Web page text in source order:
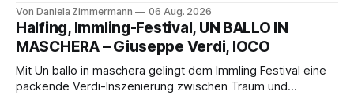
Aufführung mit starken Solisten und den Wiener
Philharmonikern, szenisch bleibt der zweite Akt jedoch
hinter den Erwartungen zurück.
Von Daniela Zimmermann 06 Aug. 2026
Halfing, Immling-Festival, UN BALLO IN
MASCHERA – Giuseppe Verdi, IOCO
Mit Un ballo in maschera gelingt dem Immling Festival eine
packende Verdi-Inszenierung zwischen Traum und